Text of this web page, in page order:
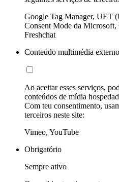
Google Tag Manager, UET
Consent Mode da
Freshchat
Conteúdo multimédia externo
Ao aceitar esses serviços,
conteúdos de mídia
Com teu consentimento,
terceiros neste site:
Vimeo, YouTube
Obrigatório
Sempre ativo